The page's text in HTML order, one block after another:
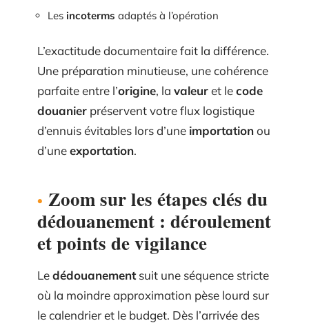
Les incoterms adaptés à l’opération
L’exactitude documentaire fait la différence.
Une préparation minutieuse, une cohérence
parfaite entre l’origine, la valeuret lecode
douanier préservent votre flux logistique
d’ennuis évitables lors d’une importationou
d’uneexportation.
Zoom sur les étapes clés du
dédouanement : déroulement
et points de vigilance
Ledédouanementsuit une séquence stricte
où la moindre approximation pèse lourd sur
le calendrier et le budget. Dès l’arrivée des